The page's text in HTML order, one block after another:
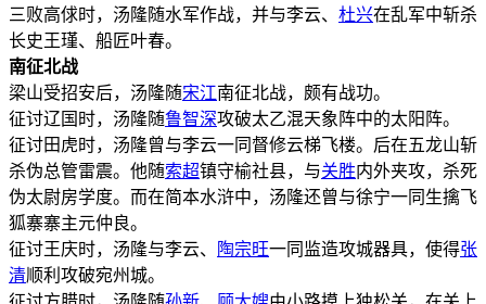
三败高俅时，汤隆随水军作战，并与李云、 杜兴在乱军中斩杀
长史王瑾、船匠叶春。
南征北战
梁山受招安后，汤隆随宋江南征北战，颇有战功。
征讨辽国时，汤隆随鲁智深攻破太乙混天象阵中的太阳阵。
征讨田虎时，汤隆曾与李云一同督修云梯飞楼。后在五龙山斩
杀伪总管雷震。他随索超镇守榆社县，与关胜内外夹攻，杀死
伪太尉房学度。而在简本水浒中，汤隆还曾与徐宁一同生擒飞
狐寨寨主元仲良。
征讨王庆时，汤隆与李云、
陶宗旺一同监造攻城器具，使得张
清顺利攻破宛州城。